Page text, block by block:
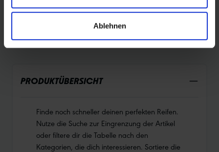
Ablehnen
DURABILITY
PRODUKTÜBERSICHT
Finde noch schneller deinen perfekten Reifen.
Nutze die Suche zur Eingrenzung der Artikel
oder filtere dir die Tabelle nach den
Kategorien, die dich interessieren. Sortiere die